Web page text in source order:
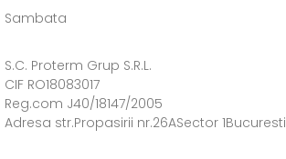
Sambata
S.C. Proterm Grup S.R.L.
CIF RO18083017
Reg.com J40/18147/2005
Adresa str.Propasirii nr.26ASector 1Bucuresti